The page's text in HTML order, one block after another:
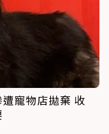
寵物店拋棄 收